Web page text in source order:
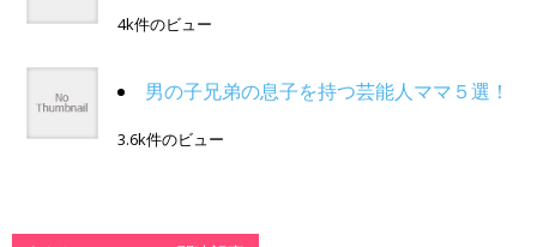
4k件のビュー
男の子兄弟の息子を持つ芸能人ママ５選！
3.6k件のビュー